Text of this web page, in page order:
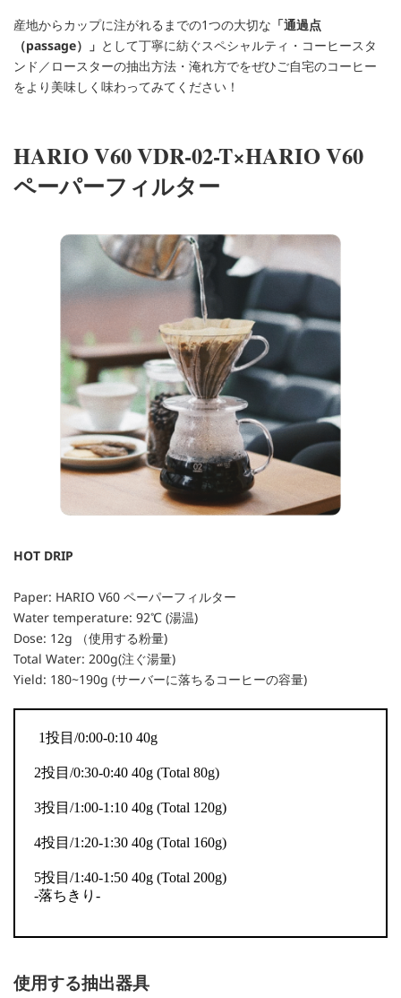
産地からカップに注がれるまでの1つの大切な 「通過点
（passage）」 として丁寧に紡ぐスペシャルティ・コーヒースタ
ンド／ロースターの抽出方法・淹れ方でをぜひご自宅のコーヒー
をより美味しく味わってみてください！
HARIO V60 VDR-02-T×HARIO V60
ペーパーフィルター
HOT DRIP
Paper: HARIO V60 ペーパーフィルター
Water temperature: 92℃ (湯温)
Dose: 12g （使用する粉量)
Total Water: 200g(注ぐ湯量)
Yield: 180~190g (サーバーに落ちるコーヒーの容量)
1投目/0:00-0:10 40g
2投目 /0:30-0:40 40g (Total 80g)
3投目/1:00-1:10 40g (Total 120g)
4投目/1:20-1:30 40g (Total 160g)
5投目/1:40-1:50 40g (Total 200g)
-落ちきり-
使用する抽出器具